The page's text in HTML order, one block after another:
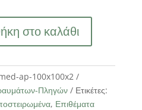
στο καλάθι
ap-100x100x2
Πληγών
Ετικέτες:
, Επιθέματα